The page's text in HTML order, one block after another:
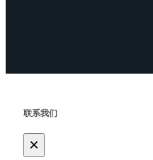
联系我们
×